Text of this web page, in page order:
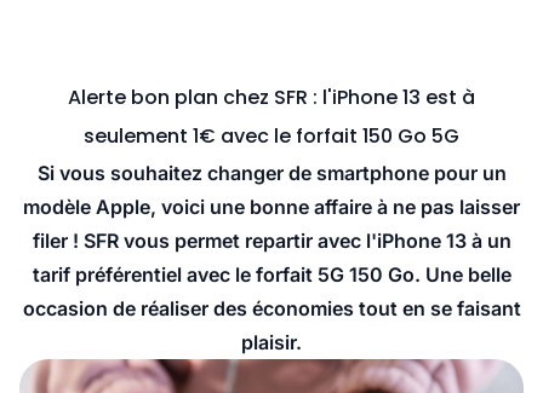
Streaming
Alerte bon plan chez SFR : l'iPhone 13 est à
seulement 1€ avec le forfait 150 Go 5G
Si vous souhaitez changer de smartphone pour un
modèle Apple, voici une bonne affaire à ne pas laisser
filer ! SFR vous permet repartir avec l'iPhone 13 à un
tarif préférentiel avec le forfait 5G 150 Go. Une belle
occasion de réaliser des économies tout en se faisant
plaisir.